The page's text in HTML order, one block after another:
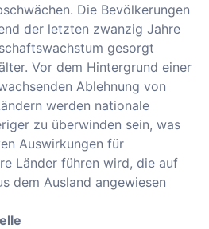
Die Bevölkerungen
der letzten zwanzig Jahre
gesorgt
Vor dem Hintergrund einer
Ablehnung von
werden nationale
zu überwinden sein, was
Auswirkungen für
Länder führen wird, die auf
dem Ausland angewiesen